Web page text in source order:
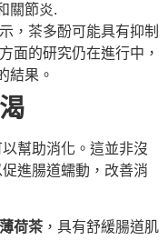
關節炎.
，茶多酚可能具有抑制
面的研究仍在進行中，
結果。
幫助消化。這並非沒
進腸道蠕動，改善消
薄荷茶，具有舒緩腸道肌